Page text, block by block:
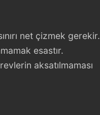
net çizmek gerekir.
esastır.
aksatılmaması